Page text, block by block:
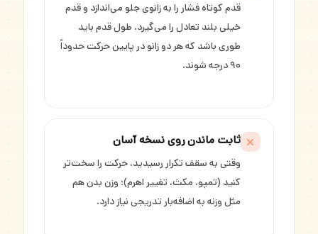
قدم کوتاه فشار را به زانوی جلو می‌اندازد و قدم
خیلی بلند تعادل را می‌گیرد. طول قدم باید
طوری باشد که هر دو زانو در پایین حرکت حدوداً
۹۰ درجه شوند.
ثابت ماندن روی نسخه آسان
وقتی به سقف تکرار رسیدید، حرکت را سخت‌تر
کنید (تمپو، مکث، تغییر اهرم)؛ وزن بدن هم
مثل وزنه به اضافه‌بار تدریجی نیاز دارد.